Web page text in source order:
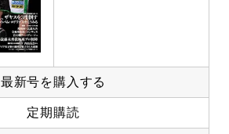
最新号を購入する
定期購読